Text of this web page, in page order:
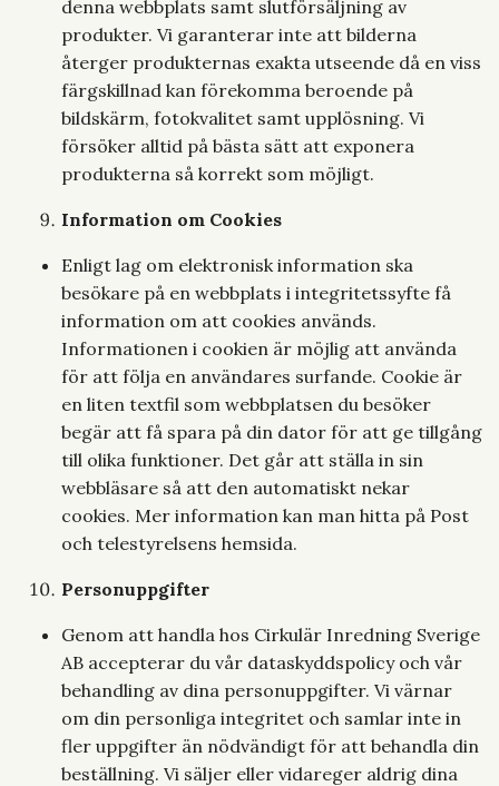
denna webbplats samt slutförsäljning av
produkter. Vi garanterar inte att bilderna
återger produkternas exakta utseende då en viss
färgskillnad kan förekomma beroende på
bildskärm, fotokvalitet samt upplösning. Vi
försöker alltid på bästa sätt att exponera
produkterna så korrekt som möjligt.
Information om Cookies
Enligt lag om elektronisk information ska
besökare på en webbplats i integritetssyfte få
information om att cookies används.
Informationen i cookien är möjlig att använda
för att följa en användares surfande. Cookie är
en liten textfil som webbplatsen du besöker
begär att få spara på din dator för att ge tillgång
till olika funktioner. Det går att ställa in sin
webbläsare så att den automatiskt nekar
cookies. Mer information kan man hitta på Post
och telestyrelsens hemsida.
Personuppgifter
Genom att handla hos Cirkulär Inredning Sverige
AB accepterar du vår dataskyddspolicy och vår
behandling av dina personuppgifter. Vi värnar
om din personliga integritet och samlar inte in
fler uppgifter än nödvändigt för att behandla din
beställning. Vi säljer eller vidareger aldrig dina